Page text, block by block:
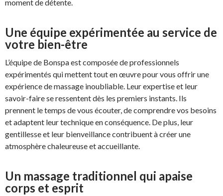
moment de détente.
Une équipe expérimentée au service de
votre bien-être
L’équipe de Bonspa est composée de professionnels
expérimentés qui mettent tout en œuvre pour vous offrir une
expérience de massage inoubliable. Leur expertise et leur
savoir-faire se ressentent dès les premiers instants. Ils
prennent le temps de vous écouter, de comprendre vos besoins
et adaptent leur technique en conséquence. De plus, leur
gentillesse et leur bienveillance contribuent à créer une
atmosphère chaleureuse et accueillante.
Un massage traditionnel qui apaise
corps et esprit